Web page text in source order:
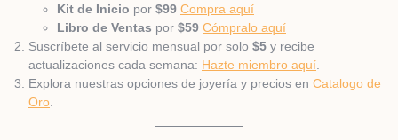
Kit de Inicio por $99 Compra aquí
Libro de Ventas por $59 Cómpralo aquí
Suscríbete al servicio mensual por solo $5 y recibe
actualizaciones cada semana: Hazte miembro aquí
Explora nuestras opciones de joyería y precios en Catalogo de
Oro